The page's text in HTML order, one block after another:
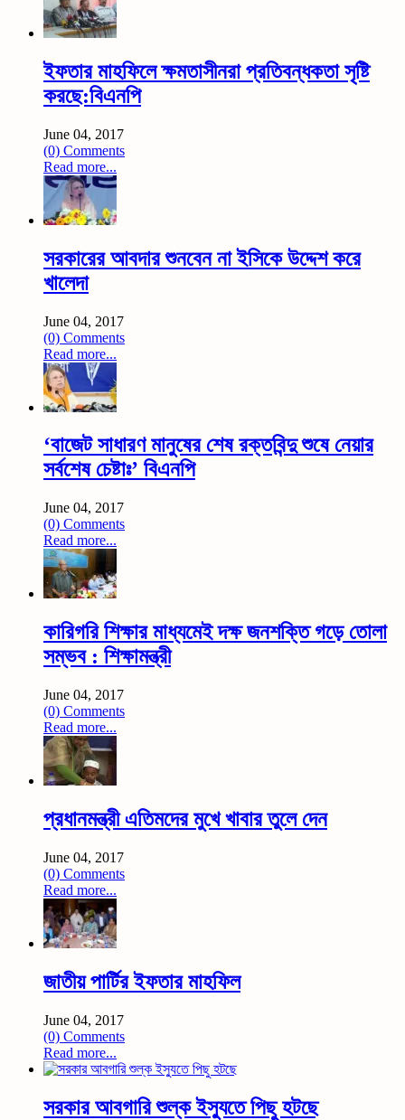
ইফতার মাহফিলে ক্ষমতাসীনরা প্রতিবন্ধকতা সৃষ্টি
করছে:বিএনপি
June 04, 2017
(0) Comments
Read more...
সরকারের আবদার শুনবেন না ইসিকে উদ্দেশ করে
খালেদা
June 04, 2017
(0) Comments
Read more...
‘বাজেট সাধারণ মানুষের শেষ রক্তবিন্দু শুষে নেয়ার
সর্বশেষ চেষ্টাঃ’ বিএনপি
June 04, 2017
(0) Comments
Read more...
কারিগরি শিক্ষার মাধ্যমেই দক্ষ জনশক্তি গড়ে তোলা
সম্ভব : শিক্ষামন্ত্রী
June 04, 2017
(0) Comments
Read more...
প্রধানমন্ত্রী এতিমদের মুখে খাবার তুলে দেন
June 04, 2017
(0) Comments
Read more...
জাতীয় পার্টির ইফতার মাহফিল
June 04, 2017
(0) Comments
Read more...
সরকার আবগারি শুল্ক ইস্যুতে পিছু হটছে